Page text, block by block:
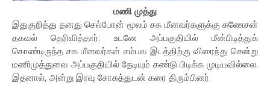
மணி முத்து
இதுகுறித்து தனது செல்போன் மூலம் சக மீனவர்களுக்கு கணேசன்
தகவல் தெரிவித்தார். உடனே அப்பகுதியில் மீன்பிடித்துக்
கொண்டிருந்த சக மீனவர்கள் சம்பவ இடத்திற்கு விரைந்து சென்று
மணிமுத்துவை அப்பகுதியில் தேடியும் கண்டு பிடிக்க முடியவில்லை.
இதனால், அன்று இரவு சோகத்துடன் கரை திரும்பினர்.